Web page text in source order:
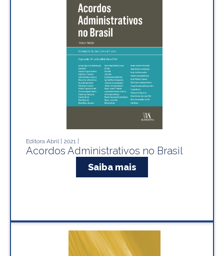
Editora Abril | 2021 |
Acordos Administrativos no Brasil
Saiba mais